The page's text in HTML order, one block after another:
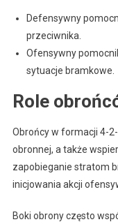
Defensywny
przeciwnika.
Ofensywny
sytuacje bramkowe.
Role
Obrońcy w formacji 4-
obronnej, a także
zapobieganie stratom
inicjowania akcji
Boki obrony często